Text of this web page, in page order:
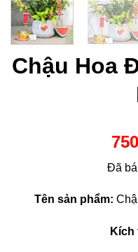
Chậu Hoa
Đã
Tên sản phẩm: